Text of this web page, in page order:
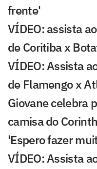
frente'
VÍDEO: assista
de Coritiba x
VÍDEO: Assista
de Flamengo x
Giovane celebra
camisa do
'Espero fazer
VÍDEO: Assista